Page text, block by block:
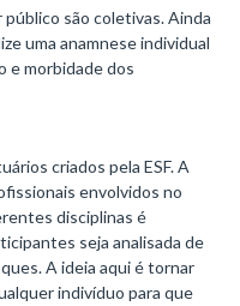
são coletivas. Ainda
uma anamnese individual
e morbidade dos
criados pela ESF. A
envolvidos no
disciplinas é
seja analisada de
A ideia aqui é tornar
indivíduo para que